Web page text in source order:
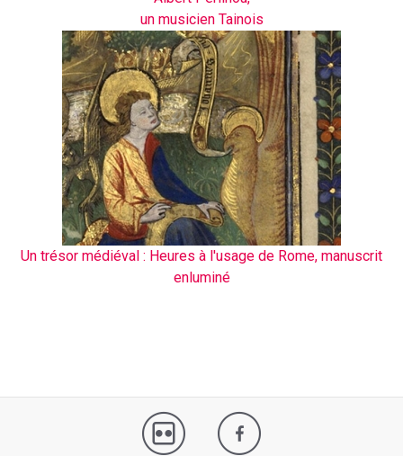
un musicien Tainois
Un trésor médiéval : Heures à l'usage de Rome, manuscrit
enluminé